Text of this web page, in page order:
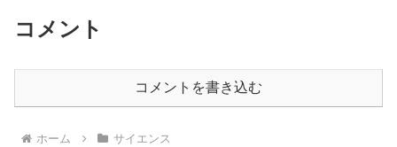
コメント
コメントを書き込む
ホーム サイエンス